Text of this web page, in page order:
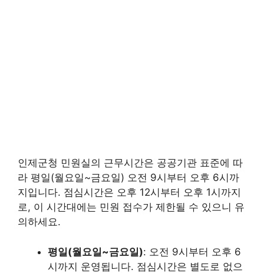
인제군청 민원실의 근무시간은 공공기관 표준에 따
라 평일(월요일~금요일) 오전 9시부터 오후 6시까
지입니다. 점심시간은 오후 12시부터 오후 1시까지
로, 이 시간대에는 민원 접수가 제한될 수 있으니 유
의하세요.
평일(월요일~금요일): 오전 9시부터 오후 6
시까지 운영됩니다. 점심시간은 별도로 없으